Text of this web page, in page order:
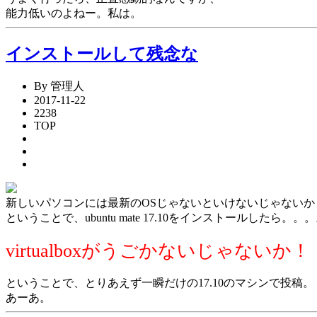
能力低いのよねー。私は。
インストールして残念な
By 管理人
2017-11-22
2238
TOP
新しいパソコンには最新のOSじゃないといけないじゃないか
ということで、ubuntu mate 17.10をインストールしたら。。
virtualboxがうごかないじゃないか！
ということで、とりあえず一瞬だけの17.10のマシンで投稿。
あーあ。